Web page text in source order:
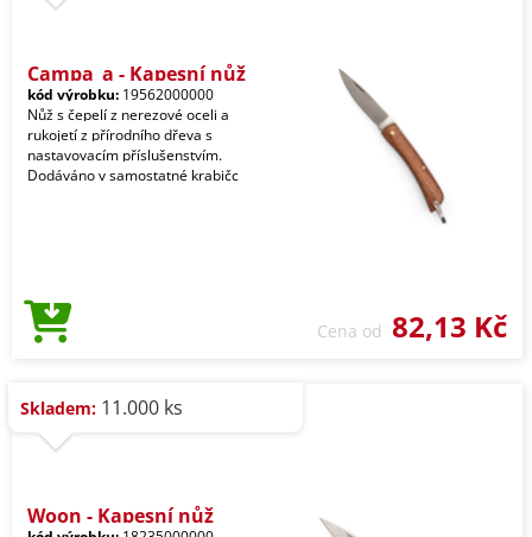
Campa_a - Kapesní nůž
kód výrobku: 19562000000
Nůž s čepelí z nerezové oceli a
rukojetí z přírodního dřeva s
nastavovacím příslušenstvím.
Dodáváno v samostatné krabičc
Cena od 82,13 Kč
Skladem: 11.000 ks
Woon - Kapesní nůž